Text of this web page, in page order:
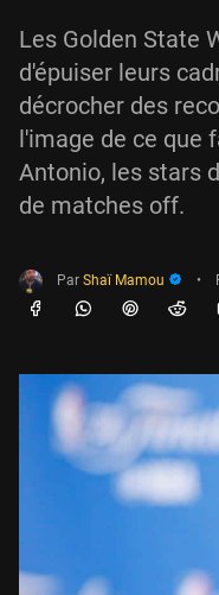
Les Golden State
d'épuiser leurs
décrocher des
l'image de ce que
Antonio, les stars
de matches off.
Par Shaï Mamou •